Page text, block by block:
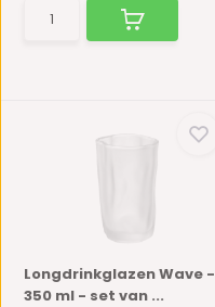
Longdrinkglazen Wave -
350 ml - set van ...